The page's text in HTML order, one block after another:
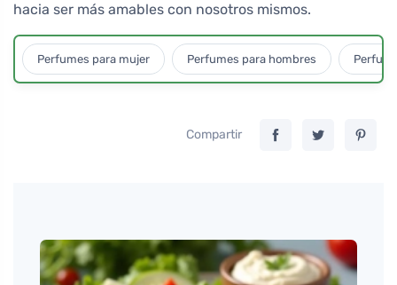
hacia ser más amables con nosotros mismos.
Perfumes para mujer Perfumes para hombres
Compartir